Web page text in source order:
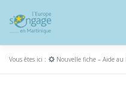
contenu
Vous êtes ici : Nouvelle fiche – Aide